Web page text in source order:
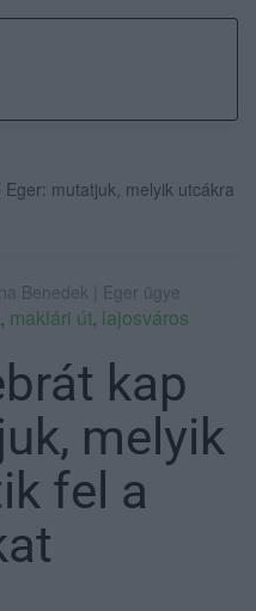
mutatjuk, melyik utcákra
Benedek | Eger ügye
, maklári út, lajosváros
kap
melyik
fel a